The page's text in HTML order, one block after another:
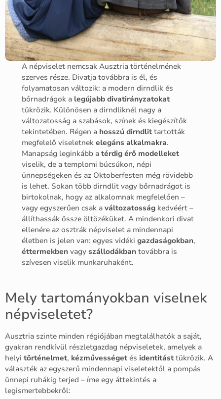
A népviselet nemcsak Ausztria történelmének
szerves része. Divatja továbbra is él, és
folyamatosan változik: a modern dirndlik és
bőrnadrágok a legújabb divatirányzatokat
tükrözik. Különösen a dirndliknél nagy a
változatosság a szabások, színek és kiegészítők
tekintetében. Régen a hosszú dirndlit tartották
megfelelő viseletnekelegáns alkalmakra.
Manapság leginkább atérdig érő modelleket
viselik, de a templomi búcsúkon, népi
ünnepségeken és az Oktoberfesten még rövidebb
is lehet. Sokan több dirndlit vagy bőrnadrágot is
birtokolnak, hogy az alkalomnak megfelelően –
vagy egyszerűen csak aváltozatosság kedvéért –
állíthassák össze öltözéküket. A mindenkori divat
ellenére az osztrák népviselet a mindennapi
életben is jelen van: egyes vidékigazdaságokban,
éttermekben vagy szállodákban továbbra is
szívesen viselik munkaruhaként.
Mely tartományokban viselnek
népviseletet?
Ausztria szinte minden régiójában megtalálhatók a saját,
gyakran rendkívül részletgazdag népviseletek, amelyek a
helyi történelmet, kézművességet és identitást tükrözik. A
választék az egyszerű mindennapi viseletektől a pompás
ünnepi ruhákig terjed – íme egy áttekintés a
legismertebbekről: